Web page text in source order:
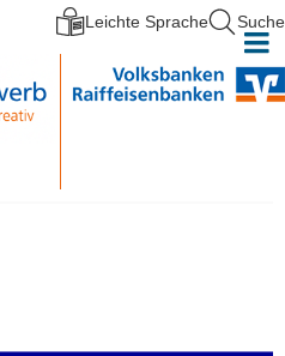
Leichte Sprache Suche